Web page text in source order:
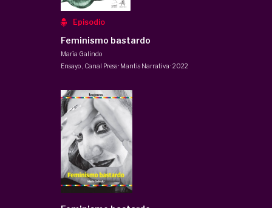
Episodio
Feminismo bastardo
María Galindo
Ensayo, Canal Press · Mantis Narrativa ·2022